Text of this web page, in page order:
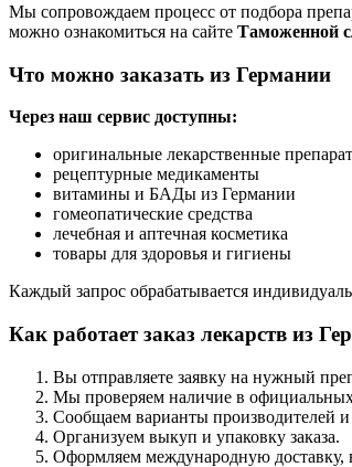
Мы сопровождаем процесс от подбора
можно ознакомиться на сайте Таможенной
Что можно заказать из Германии
Через наш сервис доступны:
оригинальные лекарственные
рецептурные медикаменты
витамины и БАДы из Германии
гомеопатические средства
лечебная и аптечная косметика
товары для здоровья и гигиены
Каждый запрос обрабатывается
Как работает заказ лекарств из
Вы отправляете заявку на нужный
Мы проверяем наличие в
Сообщаем варианты производителей
Организуем выкуп и упаковку заказа.
Оформляем международную